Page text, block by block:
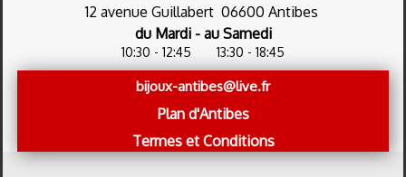
12 avenue Guillabert 06600 Antibes
du Mardi - au Samedi
10:30 - 12:45 13:30 - 18:45
bijoux-antibes@live.fr
Plan d'Antibes
Termes et Conditions